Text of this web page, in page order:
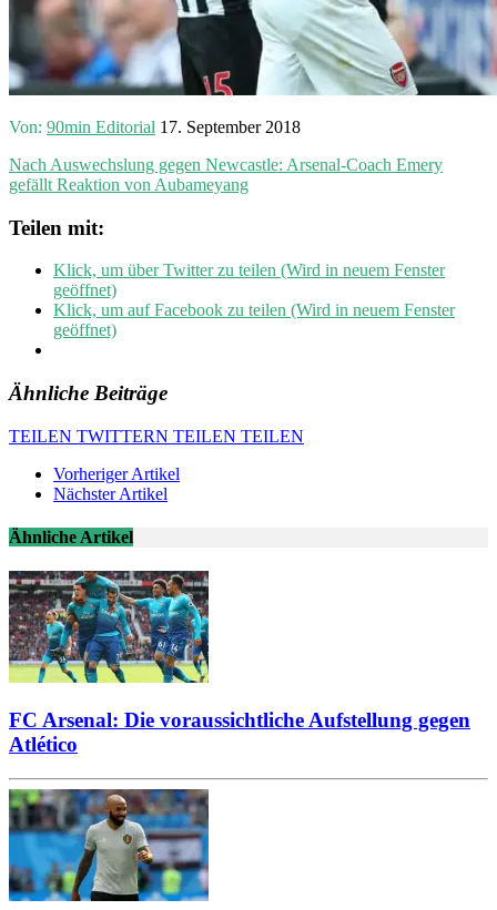
Von: 90min Editorial 17. September 2018
Nach Auswechslung gegen Newcastle: Arsenal-Coach Emery
gefällt Reaktion von Aubameyang
Teilen mit:
Klick, um über Twitter zu teilen (Wird in neuem Fenster
geöffnet)
Klick, um auf Facebook zu teilen (Wird in neuem Fenster
geöffnet)
Ähnliche Beiträge
TEILEN TWITTERN TEILEN TEILEN
Vorheriger Artikel
Nächster Artikel
Ähnliche Artikel
FC Arsenal: Die voraussichtliche Aufstellung gegen
Atlético